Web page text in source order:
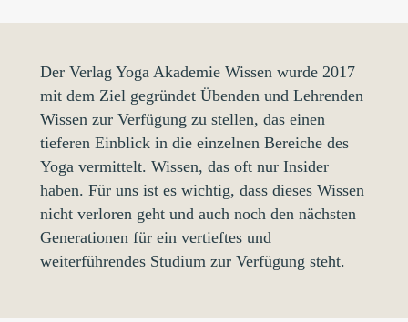
Der Verlag Yoga Akademie Wissen wurde 2017
mit dem Ziel gegründet Übenden und Lehrenden
Wissen zur Verfügung zu stellen, das einen
tieferen Einblick in die einzelnen Bereiche des
Yoga vermittelt. Wissen, das oft nur Insider
haben. Für uns ist es wichtig, dass dieses Wissen
nicht verloren geht und auch noch den nächsten
Generationen für ein vertieftes und
weiterführendes Studium zur Verfügung steht.